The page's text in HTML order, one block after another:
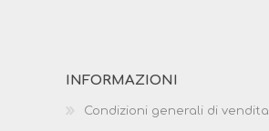
INFORMAZIONI
Condizioni generali di vendita